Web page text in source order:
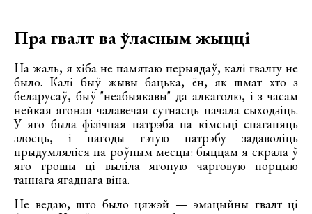
Пра гвалт ва ўласным жыцці
На жаль, я хіба не памятаю перыядаў, калі гвалту не
было. Калі быў жывы бацька, ён, як шмат хто з
беларусаў, быў "неабыякавы" да алкаголю, і з часам
нейкая ягоная чалавечая сутнасць пачала сыходзіць.
У яго была фізічная патрэба на кімсьці спаганяць
злосць, і нагоды гэтую патрэбу задаволіць
прыдумляліся на роўным месцы: быццам я скрала ў
яго грошы ці выліла ягоную чарговую порцыю
таннага ягаднага віна.
Не ведаю, што было цяжэй — эмацыйны гвалт ці